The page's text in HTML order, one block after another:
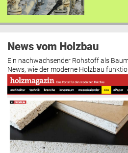
News vom Holzbau
Ein nachwachsender Rohstoff als
News, wie der moderne Holzbau